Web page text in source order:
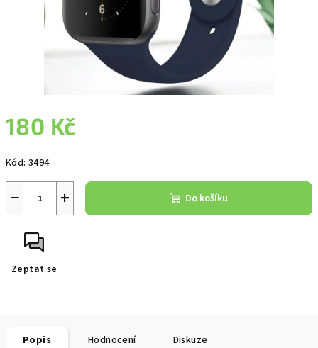
180 Kč
cena:
Kód: 3494
+
− Do košíku
Zeptat se
Popis Hodnocení Diskuze